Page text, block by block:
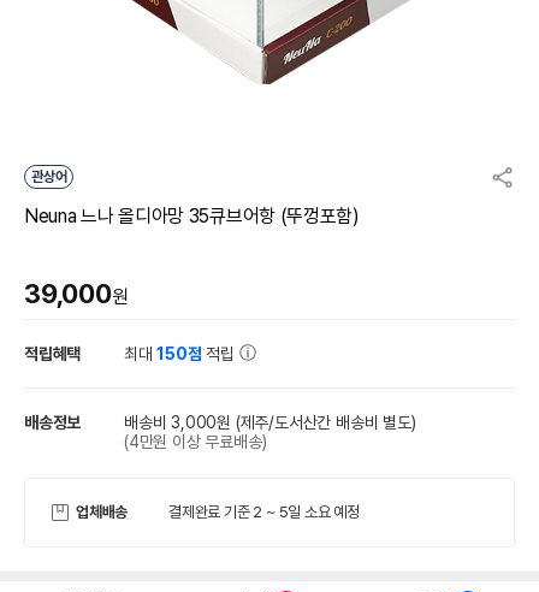
관상어
Neuna 느나 올디아망 35큐브어항 (뚜껑포함)
39,000원
적립혜택 최대150점 적립
배송정보 배송비 3,000원 (제주/도서산간 배송비 별도)
(4만원 이상 무료배송)
업체배송 결제완료 기준 2 ~ 5일 소요 예정